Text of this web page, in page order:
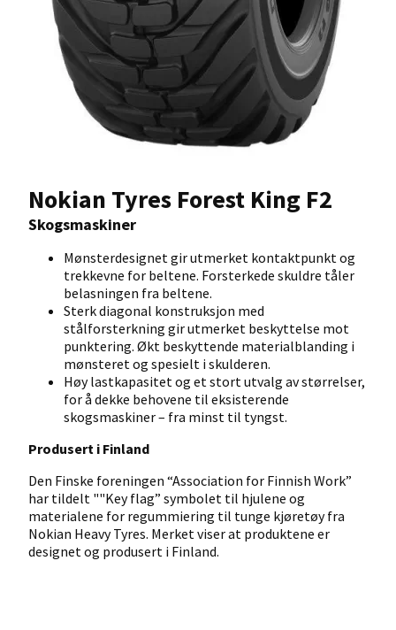
Nokian Tyres Forest King F2
Skogsmaskiner
Mønsterdesignet gir utmerket kontaktpunkt og
trekkevne for beltene. Forsterkede skuldre tåler
belasningen fra beltene.
Sterk diagonal konstruksjon med
stålforsterkning gir utmerket beskyttelse mot
punktering. Økt beskyttende materialblanding i
mønsteret og spesielt i skulderen.
Høy lastkapasitet og et stort utvalg av størrelser,
for å dekke behovene til eksisterende
skogsmaskiner – fra minst til tyngst.
Produsert i Finland
Den Finske foreningen “Association for Finnish Work”
har tildelt ""Key flag” symbolet til hjulene og
materialene for regummiering til tunge kjøretøy fra
Nokian Heavy Tyres. Merket viser at produktene er
designet og produsert i Finland.